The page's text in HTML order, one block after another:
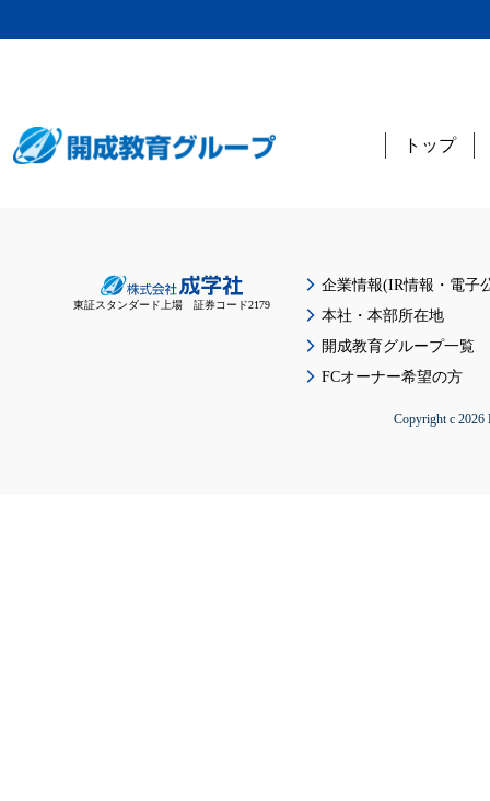
トップ
東証スタンダード上場 証券コード2179
企業情報(IR情報・電子
本社・本部所在地
開成教育グループ一覧
FCオーナー希望の方
Copyright c 2026